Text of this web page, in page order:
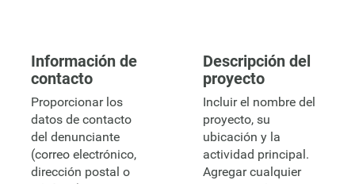
Información de
contacto
Proporcionar los
datos de contacto
del denunciante
(correo electrónico,
dirección postal o
Descripción del
proyecto
Incluir el nombre del
proyecto, su
ubicación y la
actividad principal.
Agregar cualquier